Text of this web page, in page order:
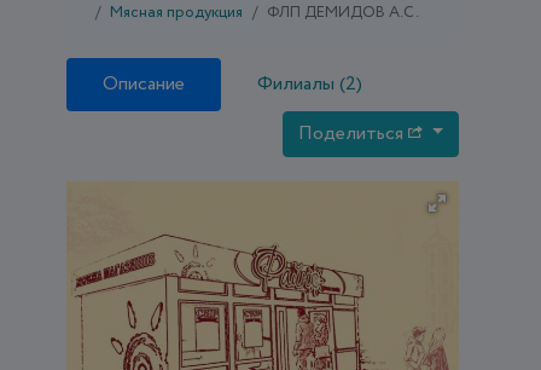
Мясная продукция
ФЛП ДЕМИДОВ А.С.
Описание
Филиалы (2)
Поделиться